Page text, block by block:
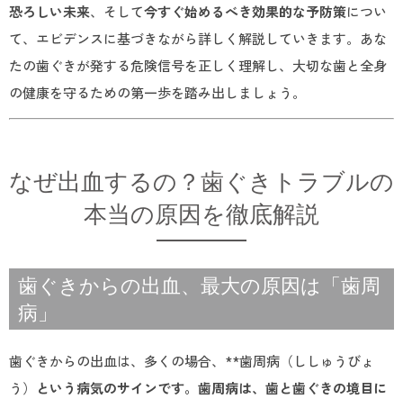
恐ろしい未来、そして今すぐ始めるべき効果的な予防策につい
て、エビデンスに基づきながら詳しく解説していきます。あな
たの歯ぐきが発する危険信号を正しく理解し、大切な歯と全身
の健康を守るための第一歩を踏み出しましょう。
なぜ出血するの？歯ぐきトラブルの
本当の原因を徹底解説
歯ぐきからの出血、最大の原因は「歯周
病」
歯ぐきからの出血は、多くの場合、**歯周病（ししゅうびょ
う）
という病気のサインです。歯周病は、歯と歯ぐきの境目に